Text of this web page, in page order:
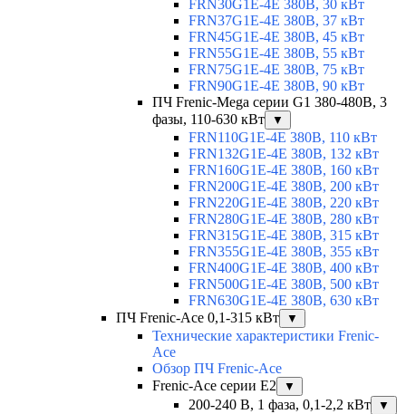
FRN30G1E-4E 380В, 30 кВт
FRN37G1E-4E 380В, 37 кВт
FRN45G1E-4E 380В, 45 кВт
FRN55G1E-4E 380В, 55 кВт
FRN75G1E-4E 380В, 75 кВт
FRN90G1E-4E 380В, 90 кВт
ПЧ Frenic-Mega серии G1 380-480В, 3
фазы, 110-630 кВт
▼
FRN110G1E-4E 380В, 110 кВт
FRN132G1E-4E 380В, 132 кВт
FRN160G1E-4E 380В, 160 кВт
FRN200G1E-4E 380В, 200 кВт
FRN220G1E-4E 380В, 220 кВт
FRN280G1E-4E 380В, 280 кВт
FRN315G1E-4E 380В, 315 кВт
FRN355G1E-4E 380В, 355 кВт
FRN400G1E-4E 380В, 400 кВт
FRN500G1E-4E 380В, 500 кВт
FRN630G1E-4E 380В, 630 кВт
ПЧ Frenic-Ace 0,1-315 кВт
▼
Технические характеристики Frenic-
Ace
Обзор ПЧ Frenic-Ace
Frenic-Ace серии E2
▼
200-240 В, 1 фаза, 0,1-2,2 кВт ▼